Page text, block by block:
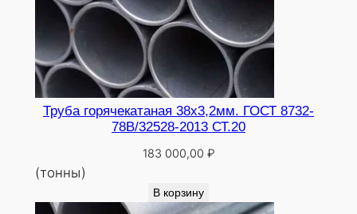
Труба горячекатаная 38х3,2мм. ГОСТ 8732-
78В/32528-2013 СТ.20
183 000,00 ₽
(тонны)
В корзину